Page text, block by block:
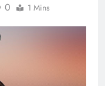
0 1 Mins